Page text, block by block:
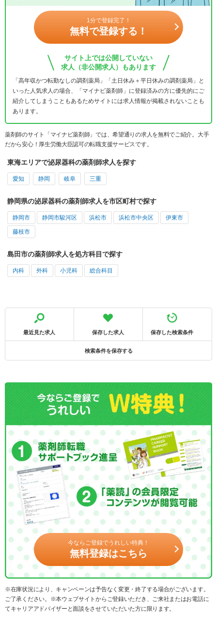
1分で登録完了！
無料で登録する！
サイト上では公開していない
求人（非公開求人）もあります
「高年収かつ転勤なしの調剤薬局」「土日休み＋平日休みの調剤薬局」と
いった人気求人の場合、「マイナビ薬剤師」に登録済みの方に優先的にご
紹介してしまうこともあるためサイトには求人情報が掲載されないことも
あります。
薬剤師のサイト「マイナビ薬剤師」では、希望通りの求人を無料でご紹介。大手
だから安心！厚生労働大臣認可の転職支援サービスです。
東海エリアで泌尿器科の薬剤師求人を探す
愛知 静岡 岐阜 三重
静岡県の泌尿器科の薬剤師求人を市区町村で探す
静岡市 静岡市駿河区 浜松市 浜松市中央区 伊東市
藤枝市
島田市の薬剤師求人を処方科目で探す
内科 外科 小児科 総合科目
最近見た求人 保存した求人 保存した検索条件
検索条件を保存する
今ならご登録でうれしい特典！
無料登録はこちら
※在庫状況により、キャンペーンは予告なく変更・終了する場合がございます。
ご了承ください。※本ウェブサイトからご登録いただき、ご来社またはお電話に
てキャリアアドバイザーと面談をさせていただいた方に限ります。